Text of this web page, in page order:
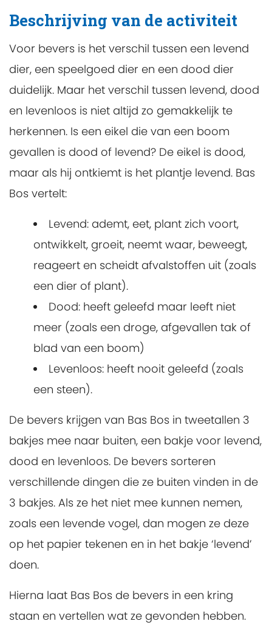
Beschrijving van de activiteit
Voor bevers is het verschil tussen een levend
dier, een speelgoed dier en een dood dier
duidelijk. Maar het verschil tussen levend, dood
en levenloos is niet altijd zo gemakkelijk te
herkennen. Is een eikel die van een boom
gevallen is dood of levend? De eikel is dood,
maar als hij ontkiemt is het plantje levend. Bas
Bos vertelt:
Levend: ademt, eet, plant zich voort,
ontwikkelt, groeit, neemt waar, beweegt,
reageert en scheidt afvalstoffen uit (zoals
een dier of plant).
Dood: heeft geleefd maar leeft niet
meer (zoals een droge, afgevallen tak of
blad van een boom)
Levenloos: heeft nooit geleefd (zoals
een steen).
De bevers krijgen van Bas Bos in tweetallen 3
bakjes mee naar buiten, een bakje voor levend,
dood en levenloos. De bevers sorteren
verschillende dingen die ze buiten vinden in de
3 bakjes. Als ze het niet mee kunnen nemen,
zoals een levende vogel, dan mogen ze deze
op het papier tekenen en in het bakje ‘levend’
doen.
Hierna laat Bas Bos de bevers in een kring
staan en vertellen wat ze gevonden hebben.